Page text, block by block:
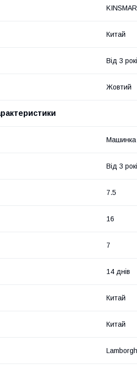
Китай
Від 3
Жовтий
Машинка
Від 3
7.5
16
7
14 днів
Китай
Китай